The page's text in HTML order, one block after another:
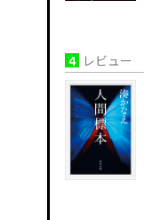
4 レビュー